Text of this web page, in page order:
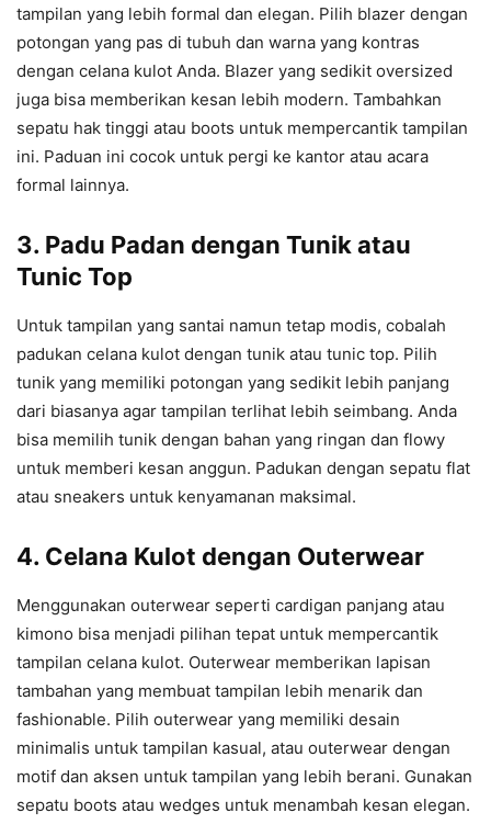
tampilan yang lebih formal dan elegan. Pilih blazer dengan
potongan yang pas di tubuh dan warna yang kontras
dengan celana kulot Anda. Blazer yang sedikit oversized
juga bisa memberikan kesan lebih modern. Tambahkan
sepatu hak tinggi atau boots untuk mempercantik tampilan
ini. Paduan ini cocok untuk pergi ke kantor atau acara
formal lainnya.
3. Padu Padan dengan Tunik atau
Tunic Top
Untuk tampilan yang santai namun tetap modis, cobalah
padukan celana kulot dengan tunik atau tunic top. Pilih
tunik yang memiliki potongan yang sedikit lebih panjang
dari biasanya agar tampilan terlihat lebih seimbang. Anda
bisa memilih tunik dengan bahan yang ringan dan flowy
untuk memberi kesan anggun. Padukan dengan sepatu flat
atau sneakers untuk kenyamanan maksimal.
4. Celana Kulot dengan Outerwear
Menggunakan outerwear seperti cardigan panjang atau
kimono bisa menjadi pilihan tepat untuk mempercantik
tampilan celana kulot. Outerwear memberikan lapisan
tambahan yang membuat tampilan lebih menarik dan
fashionable. Pilih outerwear yang memiliki desain
minimalis untuk tampilan kasual, atau outerwear dengan
motif dan aksen untuk tampilan yang lebih berani. Gunakan
sepatu boots atau wedges untuk menambah kesan elegan.